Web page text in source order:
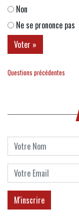
Non
Ne se prononce pas
Questions précédentes